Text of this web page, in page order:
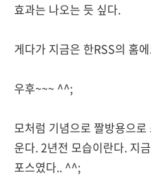
효과는 나오는 듯 싶다.
게다가 지금은 한RSS의 홈
우후~~~ ^^;
모처럼 기념으로 짤방용으
운다. 2년전 모습이란다. 지
포스였다.. ^^;